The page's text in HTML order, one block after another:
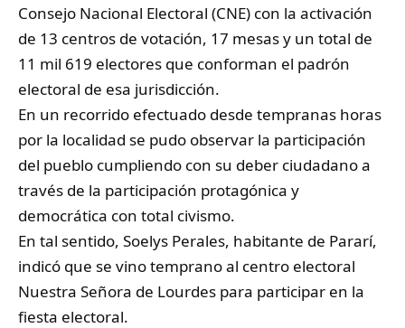
Consejo Nacional Electoral (CNE) con la activación
de 13 centros de votación, 17 mesas y un total de
11 mil 619 electores que conforman el padrón
electoral de esa jurisdicción.
En un recorrido efectuado desde tempranas horas
por la localidad se pudo observar la participación
del pueblo cumpliendo con su deber ciudadano a
través de la participación protagónica y
democrática con total civismo.
En tal sentido, Soelys Perales, habitante de Pararí,
indicó que se vino temprano al centro electoral
Nuestra Señora de Lourdes para participar en la
fiesta electoral.